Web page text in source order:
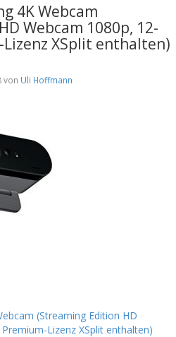
4K Webcam
Webcam 1080p, 12-
XSplit enthalten)
von Uli Hoffmann
(Streaming Edition HD
Lizenz XSplit enthalten)